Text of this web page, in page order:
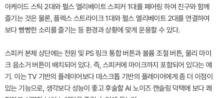
아케이드 스틱 2대와 펄스 엘리베이트 스피커 1대를 페어링 하여 친구와 함께
즐기는 것은 물론, 플렉스 스트라이크 1대와 펄스 엘리베이트 2대를 연결하여
보다 빵빵한 소리를 즐기는 등 환경과 상황에 맞게 운용할 수 있다.
스피커 본체 상단에는 전원 및 PS 링크 통합 버튼과 볼륨 조절 버튼, 물리 마이
크 음소거 버튼이 배치되어 있다. 즉, 스피커에 마이크까지 포함되어 있다는 얘
기. 이는 TV 기반의 플레이어보다 데스크톱 기반의 플레이어에게 좀 더 이점이
있는 기능으로, 생각보다 성능이 좋고 후술할 AI 노이즈 캔슬링 덕택에 보다 쾌